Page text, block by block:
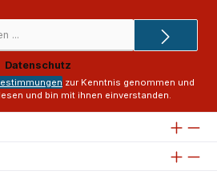
Mail-
Adresse
*
Datenschutz
zur Kenntnis genommen und
und bin mit ihnen einverstanden.